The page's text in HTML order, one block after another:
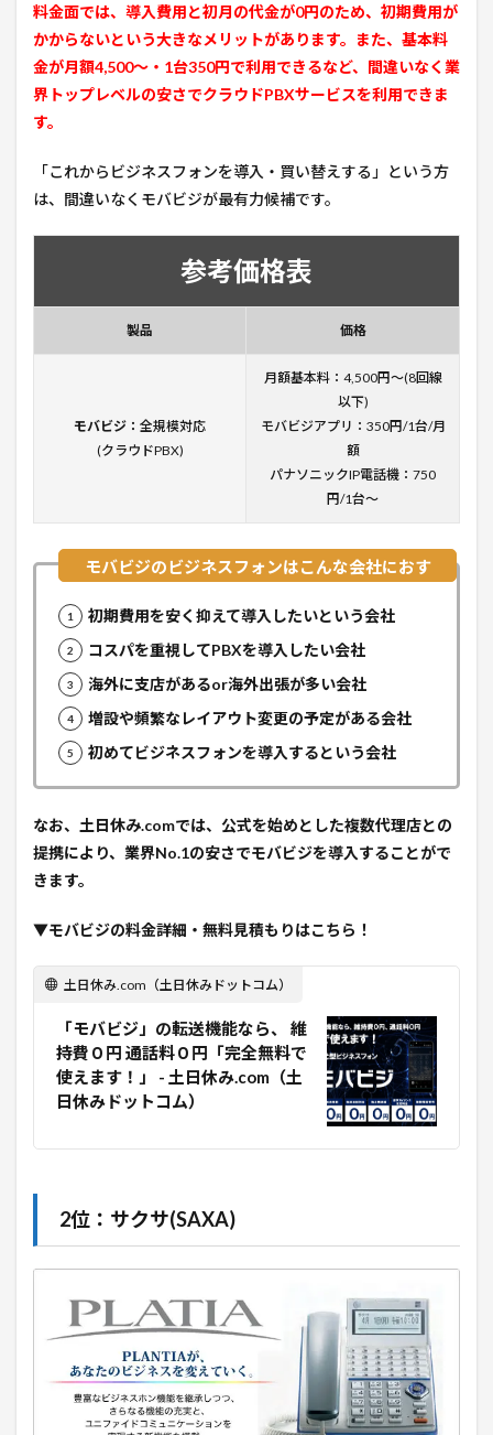
料金面では、導入費用と初月の代金が0円のため、初期費用が
かからないという大きなメリットがあります。
また、基本料
金が月額4,500〜・1台350円で利用できるなど、間違いなく業
界トップレベルの安さでクラウドPBXサービスを利用できま
す。
「これからビジネスフォンを導入・買い替えする」という方
は、間違いなくモバビジが最有力候補です。
参考価格表
製品 価格
モバビジ： 全規模対応
(クラウドPBX)
月額基本料：4,500円〜(8回線
以下)
モバビジアプリ：350円/1台/月
額
パナソニックIP電話機：750
円/1台〜
初期費用を安く抑えて導入したいという会社
コスパを重視してPBXを導入したい会社
海外に支店があるor海外出張が多い会社
増設や頻繁なレイアウト変更の予定がある会社
初めてビジネスフォンを導入するという会社
なお、土日休み.comでは、公式を始めとした複数代理店との
提携により、業界No.1の安さでモバビジを導入することがで
きます。
▼モバビジの料金詳細・無料見積もりはこちら！
土日休み.com（土日休みドットコム）
「モバビジ」の転送機能なら、 維
持費０円 通話料０円「完全無料で
使えます！」 - 土日休み.com（土
日休みドットコム）
2位：サクサ(SAXA)